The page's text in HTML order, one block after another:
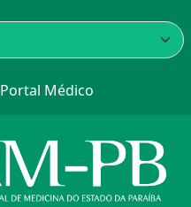
Portal Médico